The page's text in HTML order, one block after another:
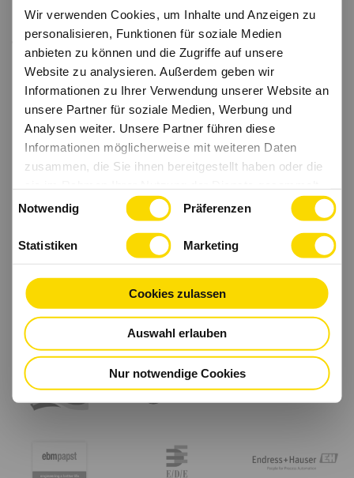
Wir verwenden Cookies, um Inhalte und Anzeigen zu
personalisieren, Funktionen für soziale Medien
anbieten zu können und die Zugriffe auf unsere
Website zu analysieren. Außerdem geben wir
Informationen zu Ihrer Verwendung unserer Website an
unsere Partner für soziale Medien, Werbung und
Analysen weiter. Unsere Partner führen diese
Informationen möglicherweise mit weiteren Daten
zusammen, die Sie ihnen bereitgestellt haben oder die
haben.
Notwendig Präferenzen
Statistiken Marketing
Cookies zulassen
Auswahl erlauben
Nur notwendige Cookies